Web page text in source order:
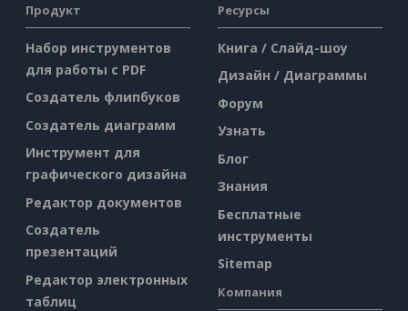
Продукт
Набор инструментов
для работы с PDF
Создатель флипбуков
Создатель диаграмм
Инструмент для
графического дизайна
Редактор документов
Создатель
презентаций
Редактор электронных
таблиц
Ресурсы
Книга / Слайд-шоу
Дизайн / Диаграммы
Форум
Узнать
Блог
Знания
Бесплатные
инструменты
Sitemap
Компания